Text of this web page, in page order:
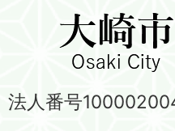
法人番号